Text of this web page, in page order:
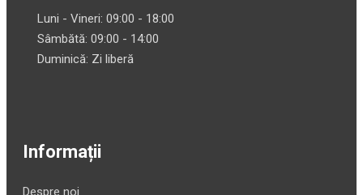
Luni - Vineri: 09:00 - 18:00
Sâmbătă: 09:00 - 14:00
Duminică: Zi liberă
Informații
Despre noi